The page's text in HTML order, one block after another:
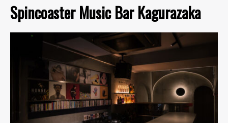
Spincoaster Music Bar Kagurazaka